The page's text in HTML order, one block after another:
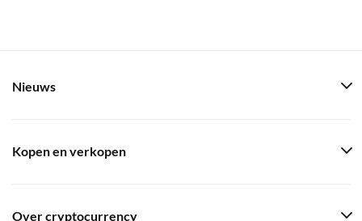
Nieuws
Kopen en verkopen
Over cryptocurrency